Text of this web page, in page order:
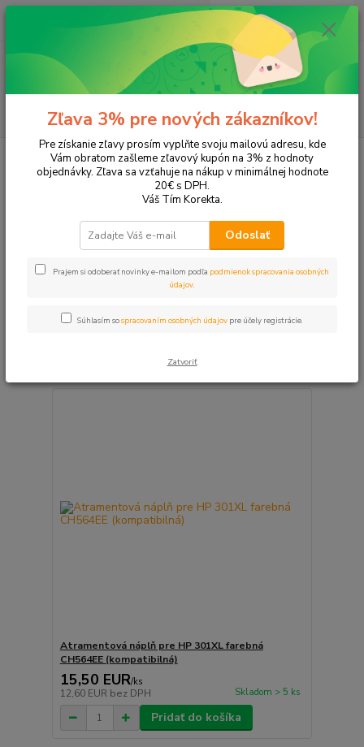
Hľadať
ks
za 0,00 EUR
Tonery a náplne do tlačiarní Hewlett Packard
HP DeskJet
DeskJet 2544
DeskJet 2544
Upresniť parametre
strana
Atramentová náplň pre HP 301XL farebná
CH564EE (kompatibilná)
15,50 EUR/ks
12,60 EUR bez DPH Skladom > 5 ks
Pridať do košíka
Zľava 3% pre nových zákazníkov!
Pre získanie zľavy prosím vyplňte svoju mailovú adresu, kde
Vám obratom zašleme zľavový kupón na 3% z hodnoty
objednávky. Zľava sa vzťahuje na nákup v minimálnej hodnote
20€ s DPH.
Váš Tím Korekta.
Odoslať
Prajem si odoberať novinky e-mailom podľa podmienok spracovania osobných
údajov.
Súhlasím sospracovaním osobných údajov pre účely registrácie.
Zatvoriť